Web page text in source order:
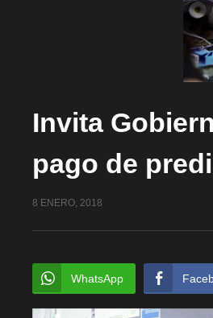
Invita
pago de
8 ENERO, 2018
WhatsApp